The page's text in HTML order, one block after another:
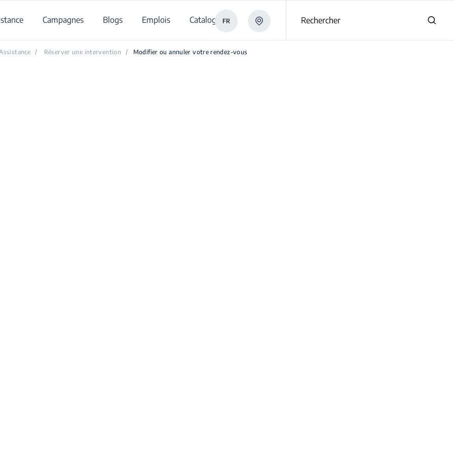
Campagnes Blogs Emplois Catalogues
FR Rechercher
/ Réserver une intervention / Modifier ou annuler votre rendez-vous